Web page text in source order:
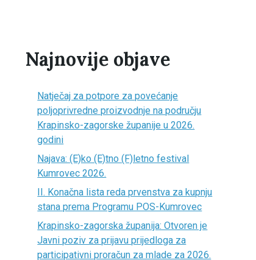
Najnovije objave
Natječaj za potpore za povećanje
poljoprivredne proizvodnje na području
Krapinsko-zagorske županije u 2026.
godini
Najava: (E)ko (E)tno (F)letno festival
Kumrovec 2026.
II. Konačna lista reda prvenstva za kupnju
stana prema Programu POS-Kumrovec
Krapinsko-zagorska županija: Otvoren je
Javni poziv za prijavu prijedloga za
participativni proračun za mlade za 2026.